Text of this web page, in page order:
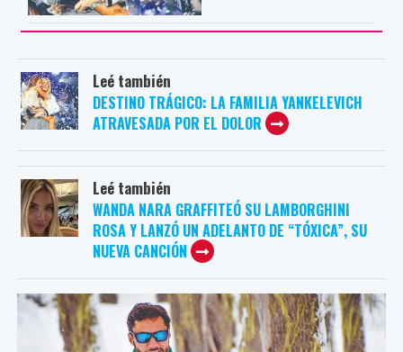
Leé también
DESTINO TRÁGICO: LA FAMILIA YANKELEVICH
ATRAVESADA POR EL DOLOR
Leé también
WANDA NARA GRAFFITEÓ SU LAMBORGHINI
ROSA Y LANZÓ UN ADELANTO DE “TÓXICA”, SU
NUEVA CANCIÓN